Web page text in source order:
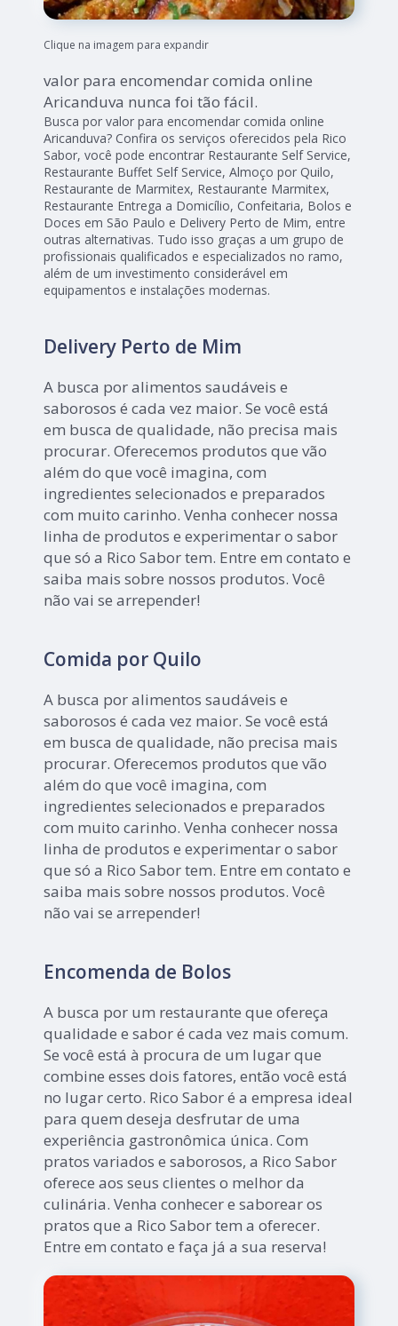
Clique na imagem para expandir
valor para encomendar comida online
Aricanduva nunca foi tão fácil.
Busca por valor para encomendar comida online
Aricanduva? Confira os serviços oferecidos pela Rico
Sabor, você pode encontrar Restaurante Self Service,
Restaurante Buffet Self Service, Almoço por Quilo,
Restaurante de Marmitex, Restaurante Marmitex,
Restaurante Entrega a Domicílio, Confeitaria, Bolos e
Doces em São Paulo e Delivery Perto de Mim, entre
outras alternativas. Tudo isso graças a um grupo de
profissionais qualificados e especializados no ramo,
além de um investimento considerável em
equipamentos e instalações modernas.
Delivery Perto de Mim
A busca por alimentos saudáveis e
saborosos é cada vez maior. Se você está
em busca de qualidade, não precisa mais
procurar. Oferecemos produtos que vão
além do que você imagina, com
ingredientes selecionados e preparados
com muito carinho. Venha conhecer nossa
linha de produtos e experimentar o sabor
que só a Rico Sabor tem. Entre em contato e
saiba mais sobre nossos produtos. Você
não vai se arrepender!
Comida por Quilo
A busca por alimentos saudáveis e
saborosos é cada vez maior. Se você está
em busca de qualidade, não precisa mais
procurar. Oferecemos produtos que vão
além do que você imagina, com
ingredientes selecionados e preparados
com muito carinho. Venha conhecer nossa
linha de produtos e experimentar o sabor
que só a Rico Sabor tem. Entre em contato e
saiba mais sobre nossos produtos. Você
não vai se arrepender!
Encomenda de Bolos
A busca por um restaurante que ofereça
qualidade e sabor é cada vez mais comum.
Se você está à procura de um lugar que
combine esses dois fatores, então você está
no lugar certo. Rico Sabor é a empresa ideal
para quem deseja desfrutar de uma
experiência gastronômica única. Com
pratos variados e saborosos, a Rico Sabor
oferece aos seus clientes o melhor da
culinária. Venha conhecer e saborear os
pratos que a Rico Sabor tem a oferecer.
Entre em contato e faça já a sua reserva!